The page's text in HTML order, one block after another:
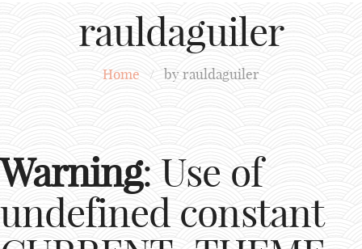
rauldaguiler
Home / by rauldaguiler
Warning: Use of
undefined constant